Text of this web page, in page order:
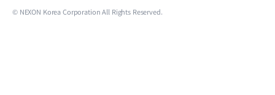
© NEXON Korea Corporation All Rights Reserved.